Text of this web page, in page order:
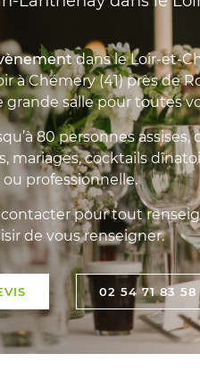
dans le Loir-et-
à Chémery (41) près de
salle pour toutes
80 personnes assises,
mariages, cocktails
professionnelle.
contacter pour tout
de vous renseigner.
02 54 71 83 58